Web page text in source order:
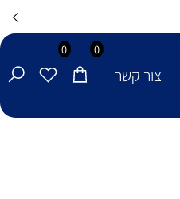
0 0
צור קשר